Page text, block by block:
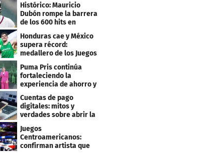
Histórico: Mauricio
Dubón rompe la barrera
de los 600 hits en
Honduras cae y México
supera récord:
medallero de los Juegos
Centroamericanos
Puma Pris continúa
fortaleciendo la
experiencia de ahorro y
beneficios para sus
clientes
Cuentas de pago
digitales: mitos y
verdades sobre abrir la
Juegos
Centroamericanos:
confirman artista que